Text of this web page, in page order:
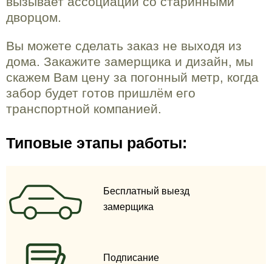
дворцом.
Вы можете сделать заказ не выходя из
дома. Закажите замерщика и дизайн, мы
скажем Вам цену за погонный метр, когда
забор будет готов пришлём его
транспортной компанией.
Типовые этапы работы:
Бесплатный выезд
замерщика
Подписание